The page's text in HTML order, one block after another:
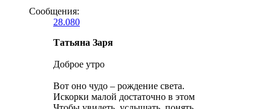
Сообщения:
28.080
Татьяна Заря
Доброе утро
Вот оно чудо – рождение света.
Искорки малой достаточно в этом